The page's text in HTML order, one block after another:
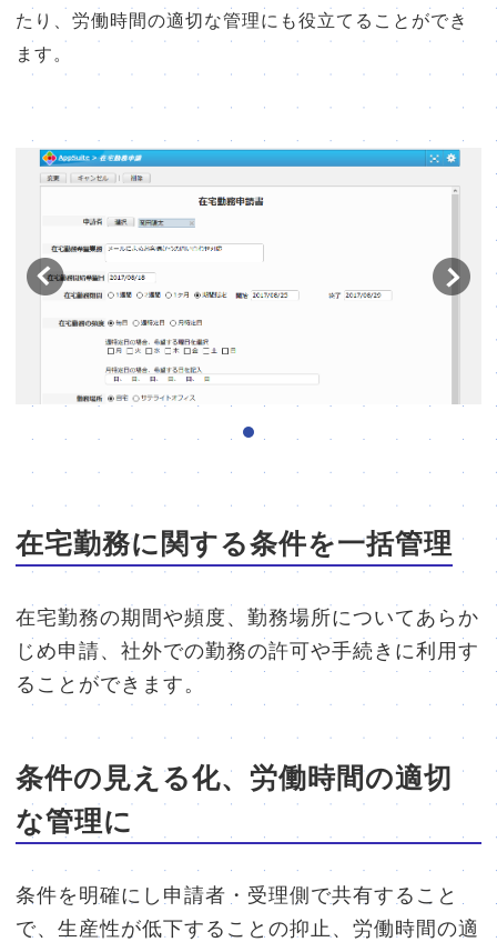
パッケージ版の動作環境
AppSuiteインテグレーター
たり、労働時間の適切な管理にも役立てることができ
ます。
在宅勤務に関する条件を一括管理
在宅勤務の期間や頻度、勤務場所についてあらか
じめ申請、社外での勤務の許可や手続きに利用す
ることができます。
条件の見える化、労働時間の適切
な管理に
条件を明確にし申請者・受理側で共有すること
で、生産性が低下することの抑止、労働時間の適